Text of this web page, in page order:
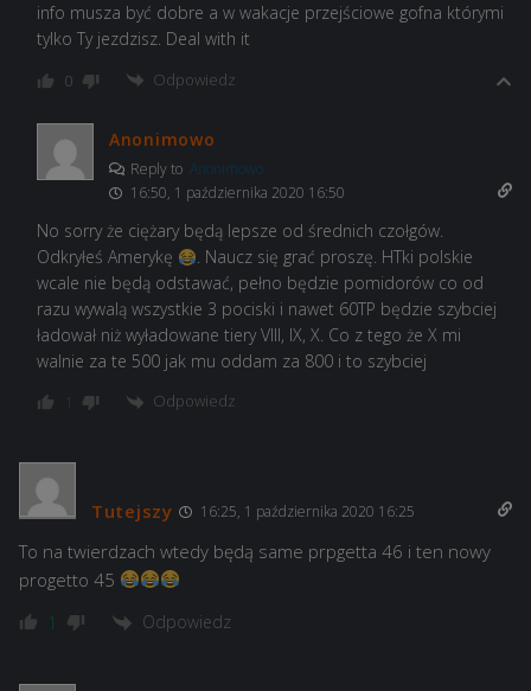
info musza być dobre a w wakacje przejściowe gofna którymi
tylko Ty jezdzisz. Deal with it
0 Odpowiedz
Anonimowo
Reply to Anonimowo
16:50, 1 października 2020 16:50
No sorry że ciężary będą lepsze od średnich czołgów.
Odkryłeś Amerykę
. Naucz się grać proszę. HTki polskie
wcale nie będą odstawać, pełno będzie pomidorów co od
razu wywalą wszystkie 3 pociski i nawet 60TP będzie szybciej
ładował niż wyładowane tiery VIII, IX, X. Co z tego że X mi
walnie za te 500 jak mu oddam za 800 i to szybciej
1 Odpowiedz
Tutejszy 16:25, 1 października 2020 16:25
To na twierdzach wtedy będą same prpgetta 46 i ten nowy
progetto 45
1 Odpowiedz